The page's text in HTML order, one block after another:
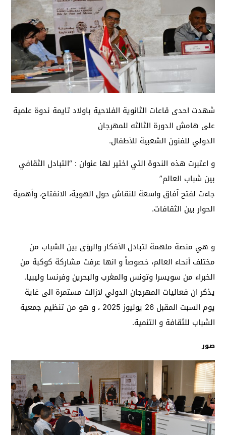
شهدت احدى قاعات الثانوية الفلاحية باولاد تايمة ندوة علمية
على هامش الدورة الثالثه للمهرجان
الدولي للفنون الشعبية للأطفال.
و اعتبرت هذه الندوة التي اختير لها عنوان : “التبادل الثقافي
بين شباب العالم”
جاءت لفتح آفاق واسعة للنقاش حول الهوية، الانفتاح، وأهمية
الحوار بين الثقافات.
و هي منصة ملهمة لتبادل الأفكار والرؤى بين الشباب من
مختلف أنحاء العالم، خصوصاً و انها عرفت مشاركة كوكبة من
الخبراء من سويسرا وتونس والمغرب والبحرين وفرنسا وليبيا.
يذكر ان فعاليات المهرجان الدولي لازالت مستمرة الى غاية
يوم السبت المقبل 26 يوليوز 2025 ، و هو من تنظيم جمعية
الشباب للثقافة و التنمية.
صور